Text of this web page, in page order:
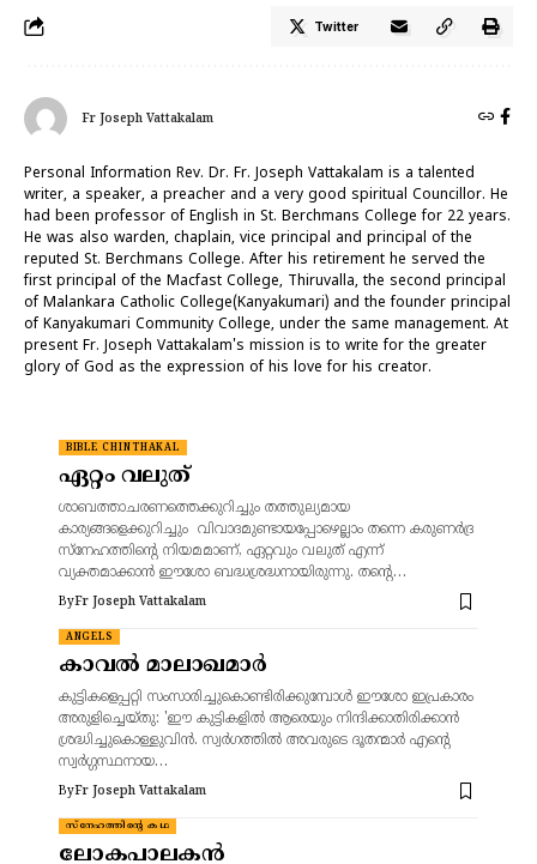
Twitter
Fr Joseph Vattakalam
Personal Information Rev. Dr. Fr. Joseph Vattakalam is a talented
writer, a speaker, a preacher and a very good spiritual Councillor. He
had been professor of English in St. Berchmans College for 22 years.
He was also warden, chaplain, vice principal and principal of the
reputed St. Berchmans College. After his retirement he served the
first principal of the Macfast College, Thiruvalla, the second principal
of Malankara Catholic College(Kanyakumari) and the founder principal
of Kanyakumari Community College, under the same management. At
present Fr. Joseph Vattakalam's mission is to write for the greater
glory of God as the expression of his love for his creator.
BIBLE CHINTHAKAL
ഏറ്റം വലുത്
ശാബത്താചരണത്തെക്കുറിച്ചും തത്തുല്യമായ
കാര്യങ്ങളെക്കുറിച്ചും വിവാദമുണ്ടായപ്പോഴെല്ലാം തന്നെ കരുണർദ്ര
സ്നേഹത്തിന്റെ നിയമമാണ്, ഏറ്റവും വലുത് എന്ന്
വ്യക്തമാക്കാൻ ഈശോ ബദ്ധശ്രദ്ധനായിരുന്നു. തന്റെ…
ByFr Joseph Vattakalam
ANGELS
കാവൽ മാലാഖമാർ
കുട്ടികളെപ്പറ്റി സംസാരിച്ചുകൊണ്ടിരിക്കുമ്പോൾ ഈശോ ഇപ്രകാരം
അരുളിച്ചെയ്തു: 'ഈ കുട്ടികളിൽ ആരെയും നിന്ദിക്കാതിരിക്കാൻ
ശ്രദ്ധിച്ചുകൊള്ളുവിൻ. സ്വർഗത്തിൽ അവരുടെ ദൂതന്മാർ എന്റെ
സ്വർഗ്ഗസ്ഥനായ…
ByFr Joseph Vattakalam
സ്നേഹത്തിന്റെ കഥ
ലോകപാലകൻ